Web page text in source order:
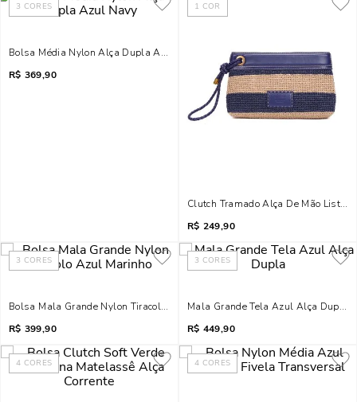
3 CORES
Bolsa Média Nylon Alça Dupla Azul Navy
R$ 369,90
1 COR
Clutch Tramado Alça De Mão
R$ 249,90
3 CORES
Bolsa Mala Grande Nylon Tiracolo Azul Marinho
R$ 399,90
3 CORES
Mala Grande Tela Azul Alça Dupla
R$ 449,90
4 CORES 4 CORES